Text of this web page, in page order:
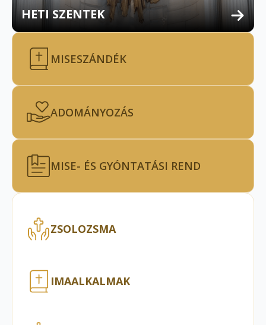
HETI SZENTEK
MISESZÁNDÉK
ADOMÁNYOZÁS
MISE- ÉS GYÓNTATÁSI REND
ZSOLOZSMA
IMAALKALMAK